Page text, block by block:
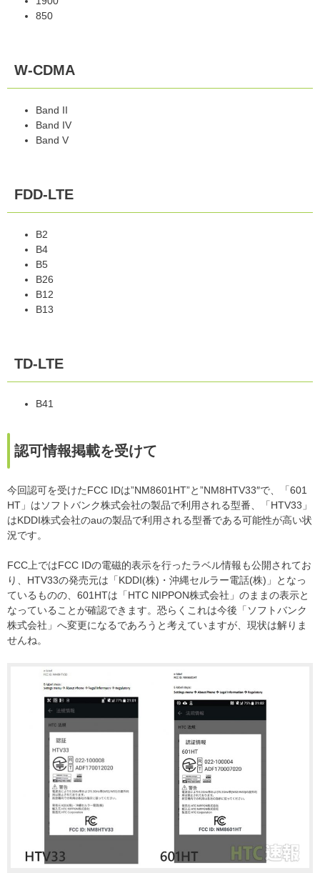
850
W-CDMA
Band II
Band IV
Band V
FDD-LTE
B2
B4
B5
B26
B12
B13
TD-LTE
B41
認可情報掲載を受けて
今回認可を受けたFCC IDは”NM8601HT”と”NM8HTV33″で、「601
HT」はソフトバンク株式会社の製品で利用される型番、「HTV33」
はKDDI株式会社のauの製品で利用される型番である可能性が高い状
況です。
FCC上ではFCC IDの電磁的表示を行ったラベル情報も公開されてお
り、HTV33の発売元は「KDDI(株)・沖縄セルラー電話(株)」となっ
ているものの、601HTは「HTC NIPPON株式会社」のままの表示と
なっていることが確認できます。恐らくこれは今後「ソフトバンク
株式会社」へ変更になるであろうと考えていますが、現状は解りま
せんね。